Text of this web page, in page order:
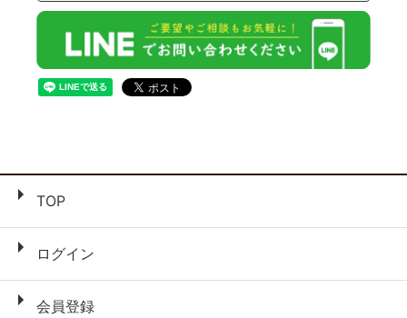
TOP
ログイン
会員登録